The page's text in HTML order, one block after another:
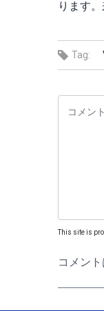
ります
Tag:
This site is
コメン